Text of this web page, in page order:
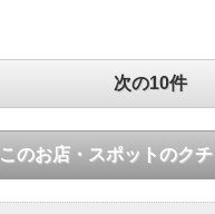
次の10件
このお店・スポットのク